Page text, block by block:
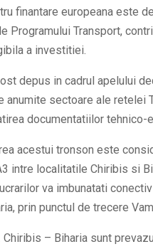
finantare europeana este
Programului Transport,
a investitiei.
depus in cadrul apelului
anumite sectoare ale retelei
documentatiilor tehnico-
acestui tronson este
intre localitatile Chiribis si
va imbunatati
prin punctul de trecere
Chiribis – Biharia sunt